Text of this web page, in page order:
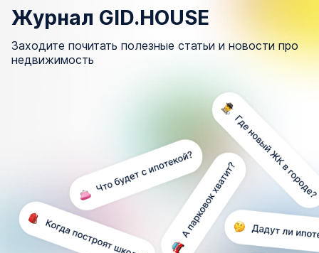
Журнал GID.HOUSE
Заходите почитать полезные статьи и новости про
недвижимость